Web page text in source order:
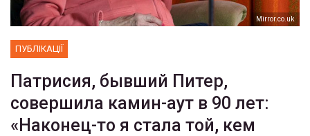
Мirror.co.uk
ПУБЛІКАЦІЇ
Патрисия, бывший Питер,
совершила камин-аут в 90 лет:
«Наконец-то я стала той, кем